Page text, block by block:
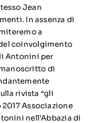
Jean
In assenza di
a
coinvolgimento
Antonini per
di
rivista “gli
Associazione
nell’Abbazia di